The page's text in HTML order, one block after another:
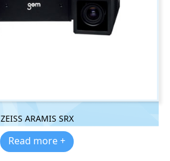
ZEISS ARAMIS SRX
Read more +